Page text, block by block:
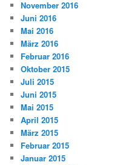
November 2016
Juni 2016
Mai 2016
März 2016
Februar 2016
Oktober 2015
Juli 2015
Juni 2015
Mai 2015
April 2015
März 2015
Februar 2015
Januar 2015